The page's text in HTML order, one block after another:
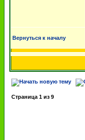
Вернуться к началу
Страница 1 из 9